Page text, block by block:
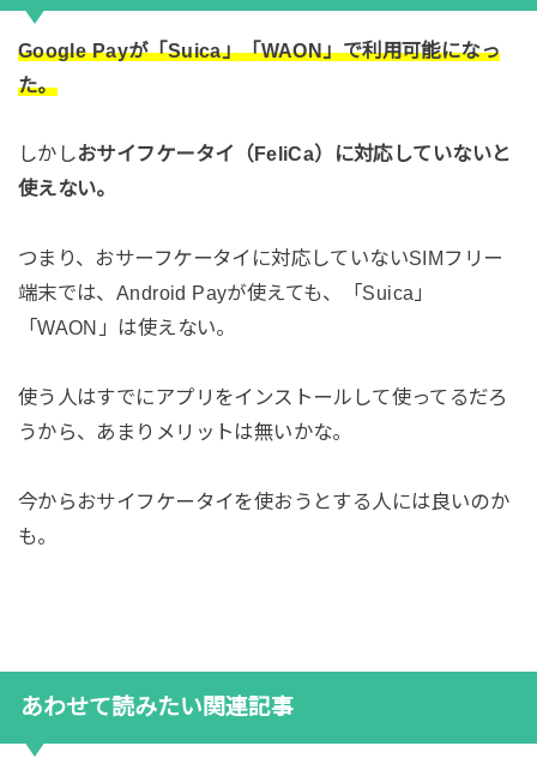
Google Payが「Suica」「WAON」で利用可能になっ
た。
しかしおサイフケータイ（FeliCa）に対応していないと
使えない。
つまり、おサーフケータイに対応していないSIMフリー
端末では、Android Payが使えても、「Suica」
「WAON」は使えない。
使う人はすでにアプリをインストールして使ってるだろ
うから、あまりメリットは無いかな。
今からおサイフケータイを使おうとする人には良いのか
も。
あわせて読みたい関連記事